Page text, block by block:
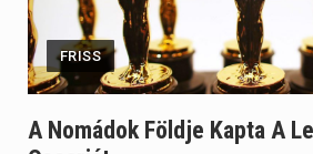
FRISS
A Nomádok Földje Kapta A